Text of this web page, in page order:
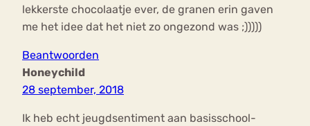
lekkerste chocolaatje ever, de granen erin gaven
me het idee dat het niet zo ongezond was ;)))))
Beantwoorden
Honeychild
28 september, 2018
Ik heb echt jeugdsentiment aan basisschool-